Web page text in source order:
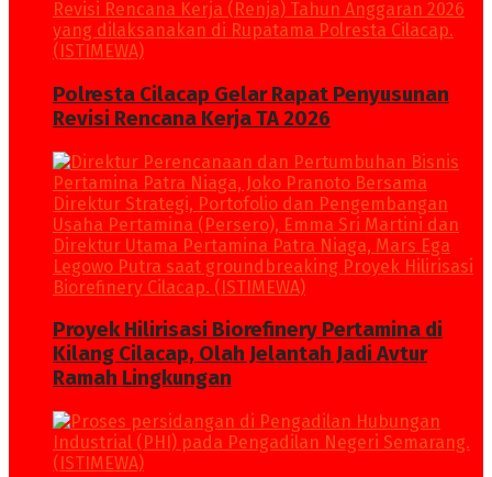
Polresta Cilacap Gelar Rapat Penyusunan
Revisi Rencana Kerja TA 2026
Proyek Hilirisasi Biorefinery Pertamina di
Kilang Cilacap, Olah Jelantah Jadi Avtur
Ramah Lingkungan